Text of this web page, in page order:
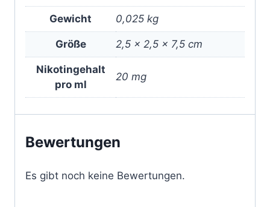
Gewicht 0,025 kg
Größe 2,5 × 2,5 × 7,5 cm
Nikotingehalt
pro ml
20 mg
Bewertungen
Es gibt noch keine Bewertungen.